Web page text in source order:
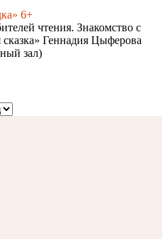
6+
чтения. Знакомство с
Геннадия Цыферова
зал)